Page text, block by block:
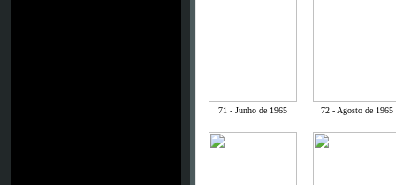
71 - Junho de 1965 72 - Agosto de 1965